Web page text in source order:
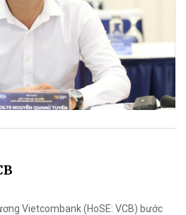
Vietcombank (HoSE: VCB) bước